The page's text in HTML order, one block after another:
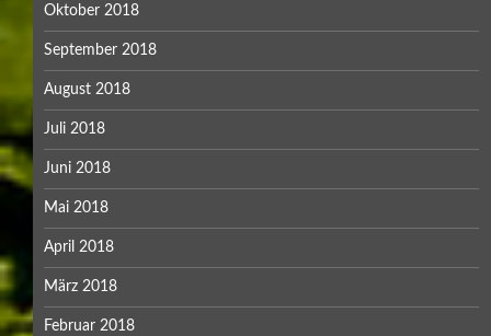
Oktober 2018
September 2018
August 2018
Juli 2018
Juni 2018
Mai 2018
April 2018
März 2018
Februar 2018